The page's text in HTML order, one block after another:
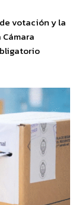
votación y la